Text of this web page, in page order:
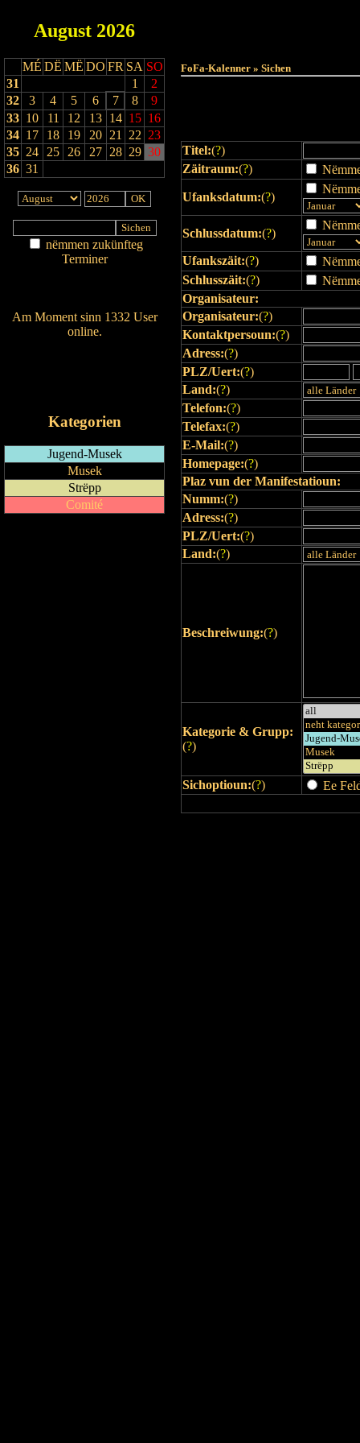
August 2026
MÉ DË MË DO FR SA SO
31
1
2
32
3 4 5 6 7 8
9
33 10 11 12 13 14 15 16
34 17 18 19 20 21 22 23
35 24 25 26 27 28 29 30
36 31
nëmmen zukünfteg
Terminer
Am Moment sinn 1332 User
online.
Kategorien
Jugend-Musek
Musek
Strëpp
Comité
FoFa-Kalenner » Sichen
Titel:(?)
Zäitraum:(?)
Ufanksdatum:(?)
Schlussdatum:(?)
Ufankszäit:(?)
Schlusszäit:(?)
Organisateur:
Organisateur:(?)
Kontaktpersoun:(?)
Adress:(?)
PLZ/Uert:(?)
Land:(?)
Telefon:(?)
Telefax:(?)
E-Mail:(?)
Homepage:(?)
Plaz vun der Manifestatioun:
Numm:(?)
Adress:(?)
PLZ/Uert:(?)
Land:(?)
Beschreiwung:(?)
Kategorie & Grupp:
(?)
Sichoptioun:(?) Ee